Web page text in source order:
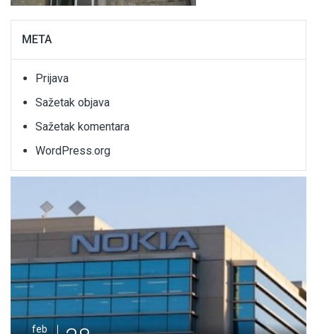
META
Prijava
Sažetak objava
Sažetak komentara
WordPress.org
feb
2022
28